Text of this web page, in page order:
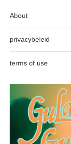
About
privacybeleid
terms of use